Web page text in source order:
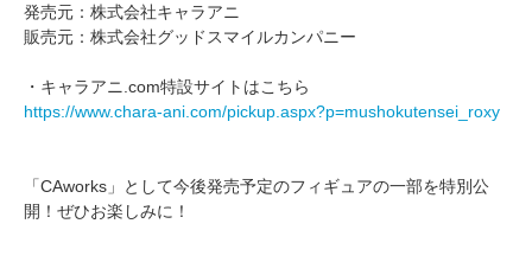
発売元：株式会社キャラアニ
販売元：株式会社グッドスマイルカンパニー
・キャラアニ.com特設サイトはこちら
https://www.chara-ani.com/pickup.aspx?p=mushokutensei_roxy
「CAworks」として今後発売予定のフィギュアの一部を特別公
開！ぜひお楽しみに！